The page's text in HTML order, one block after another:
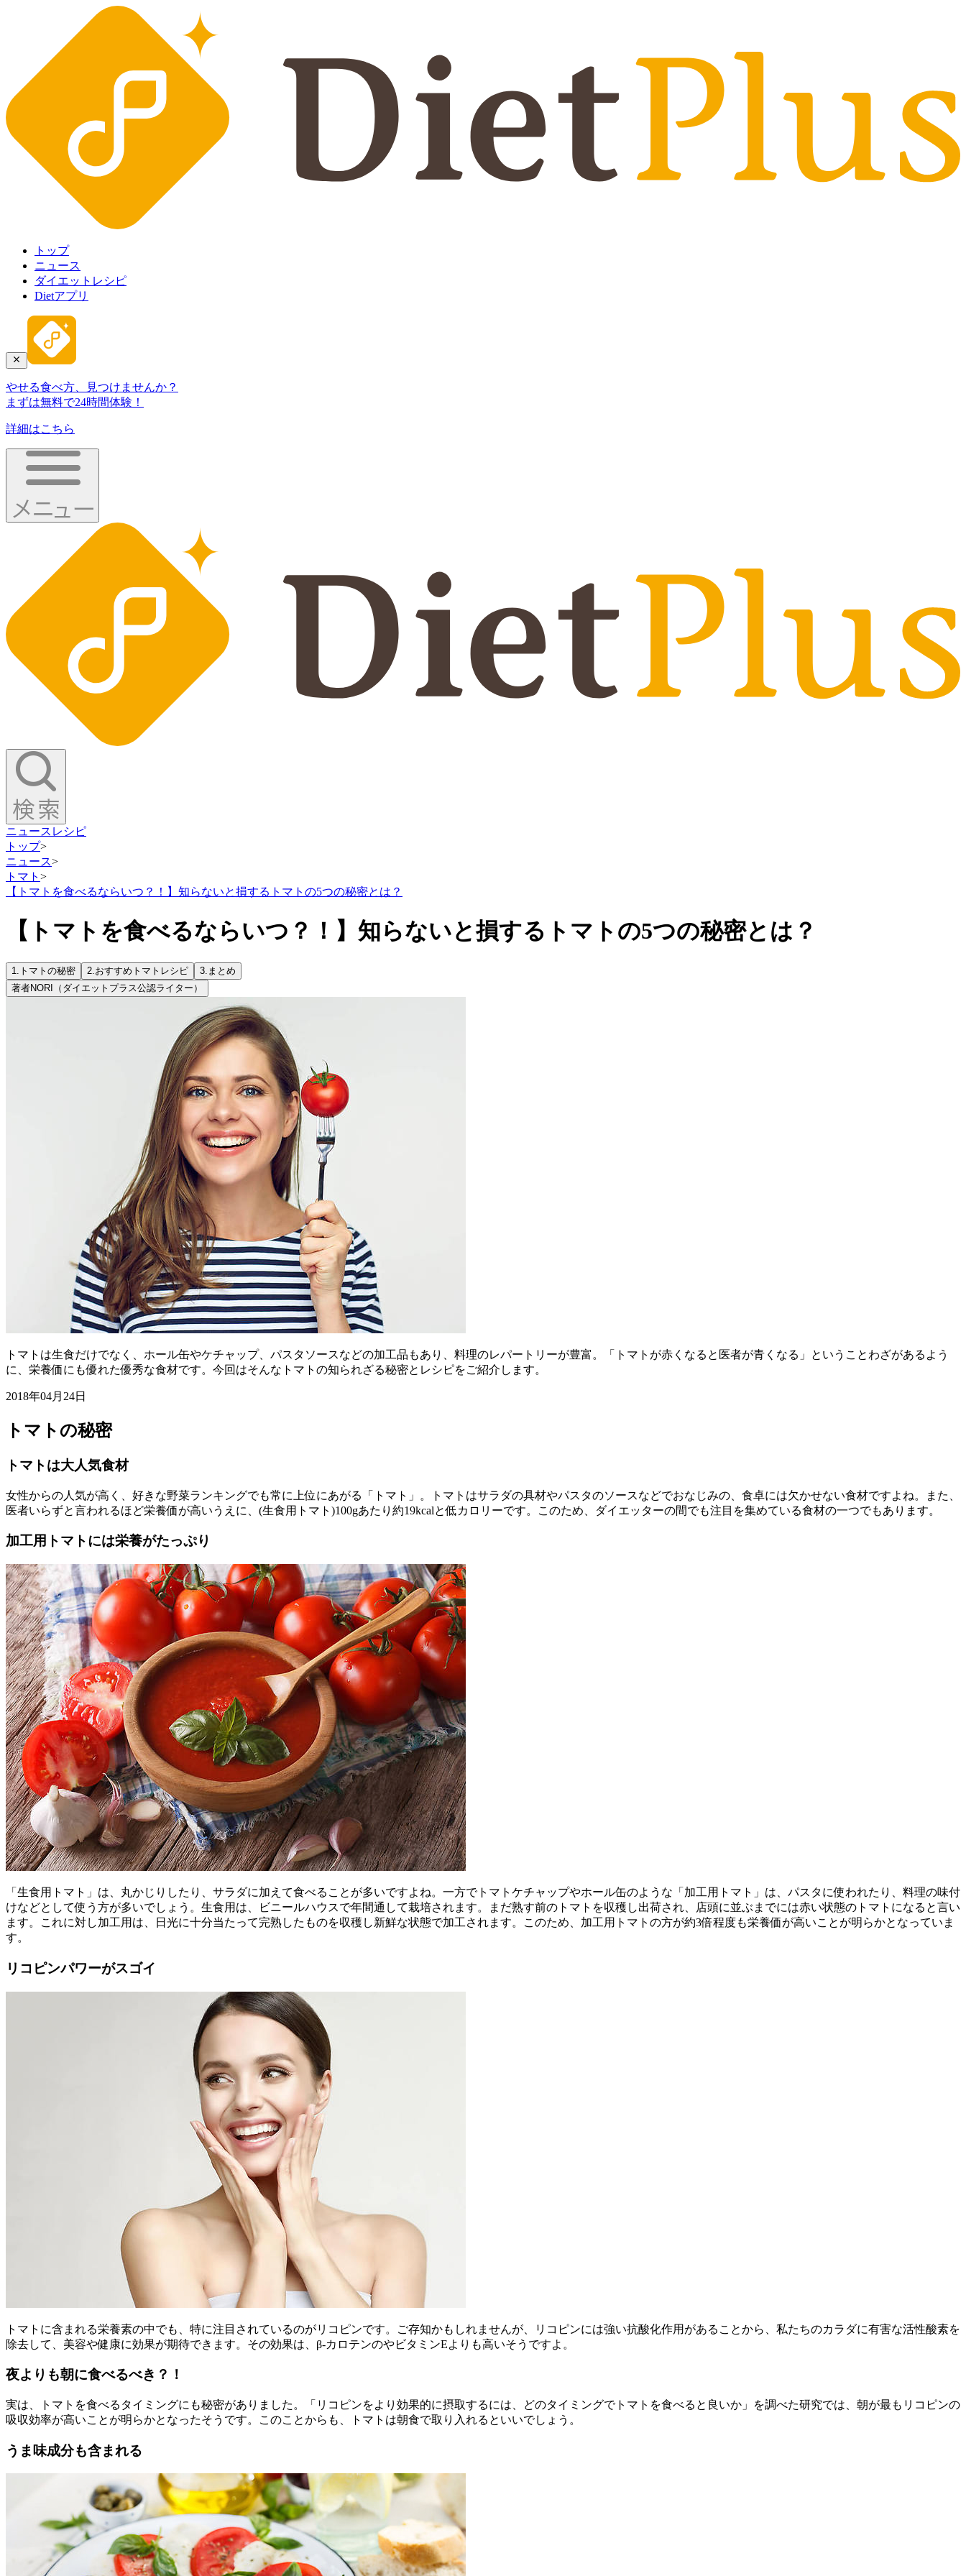
トップ
ニュース
ダイエットレシピ
Dietアプリ
やせる食べ方、見つけませんか？
まずは無料で24時間体験！
詳細はこちら
ニュース レシピ
トップ>
ニュース>
トマト >
【トマトを食べるならいつ？！】知らないと損するトマトの5つの秘密とは？
【トマトを食べるならいつ？！】知らないと損するトマトの5つの秘密とは？
1. トマトの秘密 2.おすすめトマトレシピ 3. まとめ
著者NORI（ダイエットプラス公認ライター）
トマトは生食だけでなく、ホール缶やケチャップ、パスタソースなどの加工品もあり、料理のレパートリーが豊富。「トマトが赤くなると医者が青くなる」ということわざがあるよう
に、栄養価にも優れた優秀な食材です。今回はそんなトマトの知られざる秘密とレシピをご紹介します。
2018年04月24日
トマトの秘密
トマトは大人気食材
女性からの人気が高く、好きな野菜ランキングでも常に上位にあがる「トマト」。トマトはサラダの具材やパスタのソースなどでおなじみの、食卓には欠かせない食材ですよね。また、
医者いらずと言われるほど栄養価が高いうえに、(生食用トマト)100gあたり約19kcalと低カロリーです。このため、ダイエッターの間でも注目を集めている食材の一つでもあります。
加工用トマトには栄養がたっぷり
「生食用トマト」は、丸かじりしたり、サラダに加えて食べることが多いですよね。一方でトマトケチャップやホール缶のような「加工用トマト」は、パスタに使われたり、料理の味付
けなどとして使う方が多いでしょう。生食用は、ビニールハウスで年間通して栽培されます。まだ熟す前のトマトを収穫し出荷され、店頭に並ぶまでには赤い状態のトマトになると言い
ます。これに対し加工用は、日光に十分当たって完熟したものを収穫し新鮮な状態で加工されます。このため、加工用トマトの方が約3倍程度も栄養価が高いことが明らかとなっていま
す。
リコピンパワーがスゴイ
トマトに含まれる栄養素の中でも、特に注目されているのがリコピンです。ご存知かもしれませんが、リコピンには強い抗酸化作用があることから、私たちのカラダに有害な活性酸素を
除去して、美容や健康に効果が期待できます。その効果は、β‐カロテンのやビタミンEよりも高いそうですよ。
夜よりも朝に食べるべき？！
実は、トマトを食べるタイミングにも秘密がありました。「リコピンをより効果的に摂取するには、どのタイミングでトマトを食べると良いか」を調べた研究では、朝が最もリコピンの
吸収効率が高いことが明らかとなったそうです。このことからも、トマトは朝食で取り入れるといいでしょう。
うま味成分も含まれる